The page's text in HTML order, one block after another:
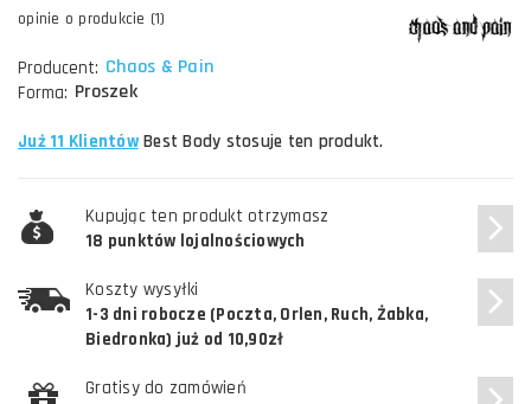
opinie o produkcie (1)
Producent: Chaos & Pain
Forma: Proszek
Już 11 KlientówBest Body stosuje ten produkt.
Kupując ten produkt otrzymasz
18 punktów lojalnościowych
Koszty wysyłki
1-3 dni robocze (Poczta, Orlen, Ruch, Żabka,
Biedronka) już od 10,90zł
Gratisy do zamówień